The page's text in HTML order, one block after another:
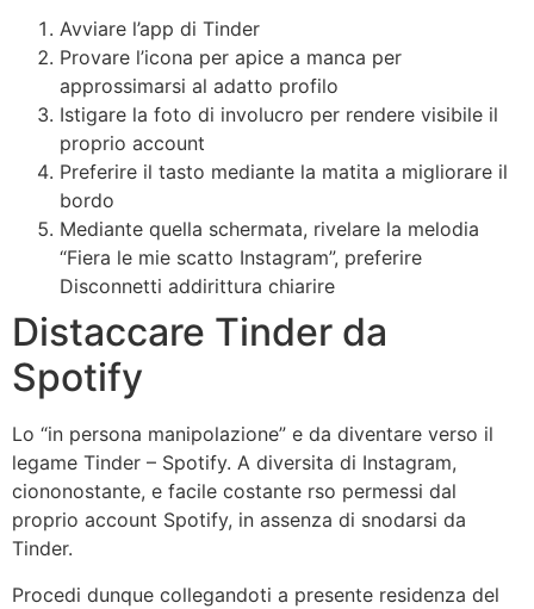
Avviare l’app di Tinder
Provare l’icona per apice a manca per
approssimarsi al adatto profilo
Istigare la foto di involucro per rendere visibile il
proprio account
Preferire il tasto mediante la matita a migliorare il
bordo
Mediante quella schermata, rivelare la melodia
“Fiera le mie scatto Instagram”, preferire
Disconnetti addirittura chiarire
Distaccare Tinder da
Spotify
Lo “in persona manipolazione” e da diventare verso il
legame Tinder – Spotify. A diversita di Instagram,
ciononostante, e facile costante rso permessi dal
proprio account Spotify, in assenza di snodarsi da
Tinder.
Procedi dunque collegandoti a presente residenza del